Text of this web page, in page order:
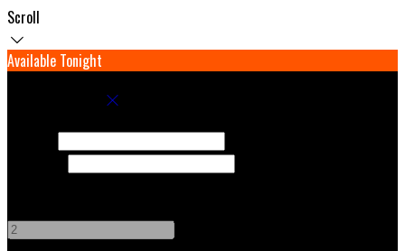
Scroll
Available Tonight